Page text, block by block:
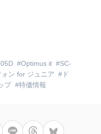
Optimus it
SC-
ォン for ジュニア
ド
プ
特価情報